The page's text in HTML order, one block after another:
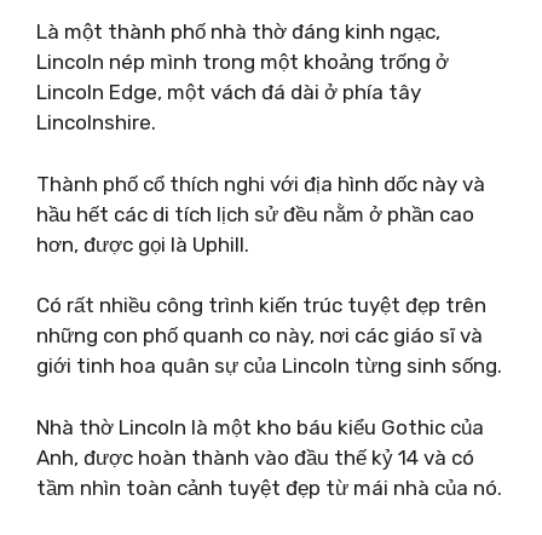
Là một thành phố nhà thờ đáng kinh ngạc,
Lincoln nép mình trong một khoảng trống ở
Lincoln Edge, một vách đá dài ở phía tây
Lincolnshire.
Thành phố cổ thích nghi với địa hình dốc này và
hầu hết các di tích lịch sử đều nằm ở phần cao
hơn, được gọi là Uphill.
Có rất nhiều công trình kiến ​​trúc tuyệt đẹp trên
những con phố quanh co này, nơi các giáo sĩ và
giới tinh hoa quân sự của Lincoln từng sinh sống.
Nhà thờ Lincoln là một kho báu kiểu Gothic của
Anh, được hoàn thành vào đầu thế kỷ 14 và có
tầm nhìn toàn cảnh tuyệt đẹp từ mái nhà của nó.